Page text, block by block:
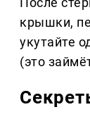
крышки,
укутайте
(это